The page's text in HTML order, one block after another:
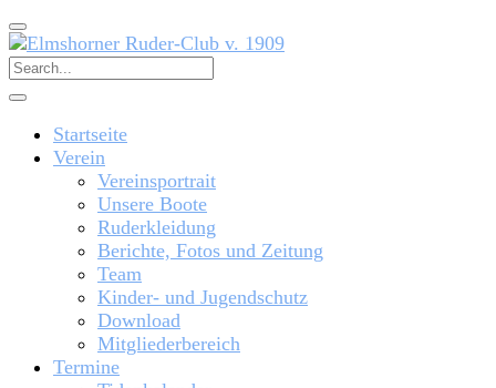
Startseite
Verein
Vereinsportrait
Unsere Boote
Ruderkleidung
Berichte, Fotos und Zeitung
Team
Kinder- und Jugendschutz
Download
Mitgliederbereich
Termine